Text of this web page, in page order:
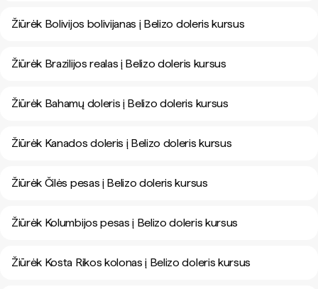
Žiūrėk Bolivijos bolivijanas į Belizo doleris kursus
Žiūrėk Brazilijos realas į Belizo doleris kursus
Žiūrėk Bahamų doleris į Belizo doleris kursus
Žiūrėk Kanados doleris į Belizo doleris kursus
Žiūrėk Čilės pesas į Belizo doleris kursus
Žiūrėk Kolumbijos pesas į Belizo doleris kursus
Žiūrėk Kosta Rikos kolonas į Belizo doleris kursus